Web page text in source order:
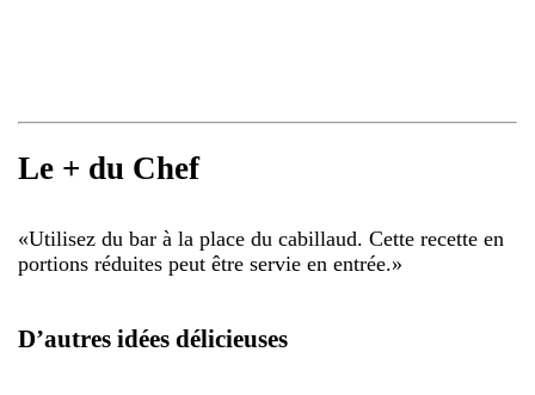
Le + du Chef
«Utilisez du bar à la place du cabillaud. Cette recette en
portions réduites peut être servie en entrée.»
D’autres idées délicieuses